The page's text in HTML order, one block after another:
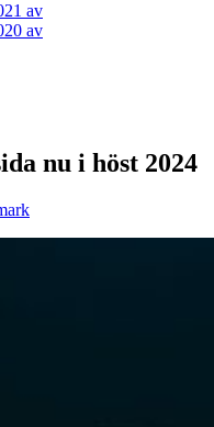
av
av
nu i höst 2024